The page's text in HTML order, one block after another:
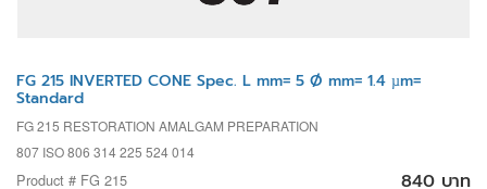
FG 215 INVERTED CONE Spec. L mm= 5 Ø mm= 1.4 µm=
Standard
FG 215 RESTORATION AMALGAM PREPARATION
807 ISO 806 314 225 524 014
Product # FG 215
840 บาท